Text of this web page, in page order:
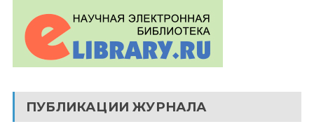
ПУБЛИКАЦИИ ЖУРНАЛА